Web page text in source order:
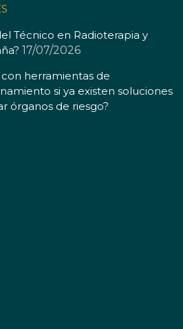
Técnico en Radioterapia y
17/07/2026
herramientas de
si ya existen soluciones
órganos de riesgo?